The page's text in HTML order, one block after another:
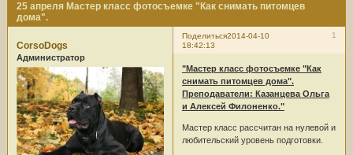
25 апреля Мастер класс фотосъемке "Как снимать питомцев
дома".
Поделиться 1
2014-04-10
18:42:13
CorsoDogs
Администратор
"Мастер класс фотосъемке "Как
снимать питомцев дома".
Преподаватели: Казанцева Ольга
и Алексей Филоненко."
Мастер класс рассчитан на нулевой и
любительский уровень подготовки.